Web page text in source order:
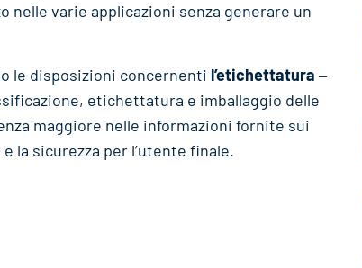
nelle varie applicazioni senza generare un
le disposizioni concernenti l’etichettatura‒
etichettatura e imballaggio delle
maggiore nelle informazioni fornite sui
la sicurezza per l’utente finale.